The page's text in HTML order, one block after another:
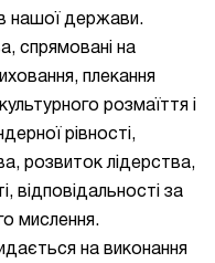
нашої держави.
спрямовані на
плекання
розмаїття і
рівності,
розвиток лідерства,
відповідальності за
мислення.
на виконання